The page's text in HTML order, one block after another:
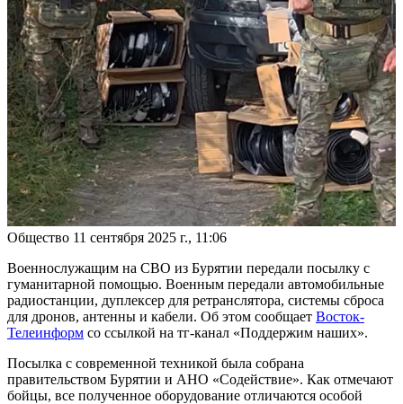
Общество 11 сентября 2025 г., 11:06
Военнослужащим на СВО из Бурятии передали посылку с
гуманитарной помощью. Военным передали автомобильные
радиостанции, дуплексер для ретранслятора, системы сброса
для дронов, антенны и кабели. Об этом сообщает Восток-
Телеинформ со ссылкой на тг-канал «Поддержим наших».
Посылка с современной техникой была собрана
правительством Бурятии и АНО «Содействие». Как отмечают
бойцы, все полученное оборудование отличаются особой